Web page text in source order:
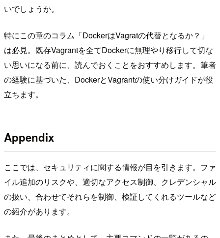
いでしょうか。
特にこの章のコラム「DockerはVagratの代替となるか？」
は必見。既存Vagrantを全てDockerに無理やり移行して切な
い思いになる前に、読んでおくことをおすすめします。筆者
の経験に基づいた、DockerとVagrantの使い分けガイドが役
立ちます。
Appendix
ここでは、セキュリティに関する情報が目を引きます。ファ
イル追加のリスクや、適切なアクセス制御、クレデンシャル
の扱い、合わせてそれらを制御、検証してくれるツールなど
の紹介があります。